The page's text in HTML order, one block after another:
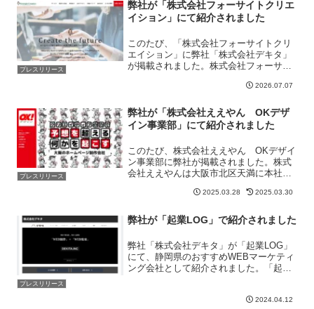
プレスリリース
弊社が「株式会社フォーサイトクリエ
イション」にて紹介されました
このたび、「株式会社フォーサイトクリ
エイション」に弊社「株式会社デキタ」
が掲載されました。株式会社フォーサイ
業の成果につながるWebサイト制作を支
採用サイト、ブランドサ...
2026.07.07
プレスリリース
弊社が「株式会社ええやん OKデザ
イン事業部」にて紹介されました
このたび、株式会社ええやん OKデザイ
ン事業部に弊社が掲載されました。株式
会社ええやんは大阪市北区天満に本社を
を専門とする会社です。ウェブサイトの
対策、ブランディング...
2025.03.28 2025.03.30
プレスリリース
弊社が「起業LOG」で紹介されました
弊社「株式会社デキタ」が「起業LOG」
にて、静岡県のおすすめWEBマーケティ
ング会社として紹介されました。「起業
トをしていくメディアとして大変有名で
2024.04.12